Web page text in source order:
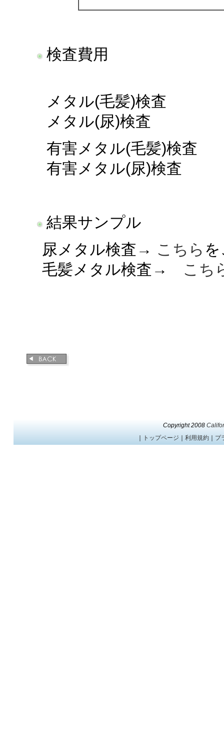
検査費用
メタル(毛髪)検査
メタル(尿)検査
有害メタル(毛髪)検
有害メタル(尿)検
結果サンプル
尿メタル検査→ こちら
毛髪メタル検査→ こち
Copyright 2008
トップページ 利用規約 プ